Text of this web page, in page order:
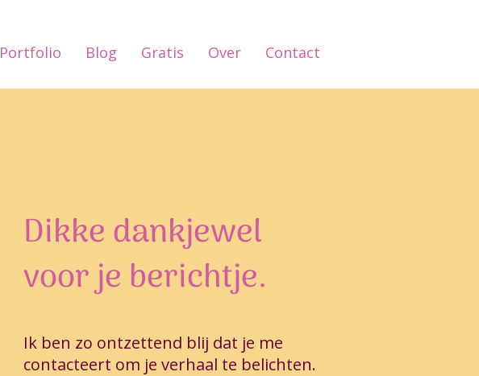
Portfolio Blog Gratis Over Contact
Dikke dankjewel
voor je berichtje.
Ik ben zo ontzettend blij dat je me
contacteert om je verhaal te belichten.